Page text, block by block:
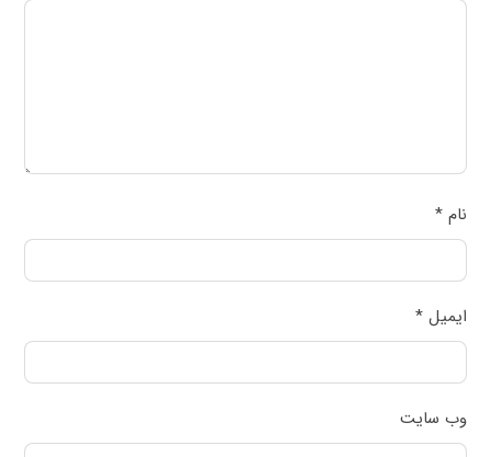
نام*
ایمیل*
وب‌ سایت